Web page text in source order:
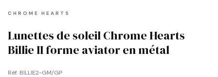
CHROME HEARTS
Lunettes de soleil Chrome Hearts
Billie II forme aviator en métal
Réf. BILLIE2-GM/GP